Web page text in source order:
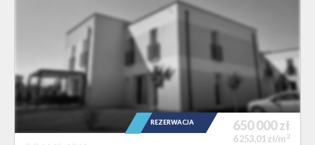
650 000zł
6 253,01 zł/m2
REZERWACJA